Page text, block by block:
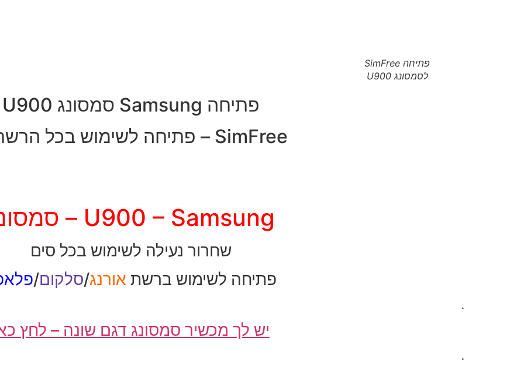
פתיחה SimFree
לסמסונג U900
פתיחה Samsung סמסונג U900
SimFree – פתיחה לשימוש בכל הרשתות
U900 – Samsung – סמסונג
שחרור נעילה לשימוש בכל סים
פתיחה לשימוש ברשת אורנג/סלקום/
.
יש לך מכשיר סמסונג דגם שונה – לחץ
.